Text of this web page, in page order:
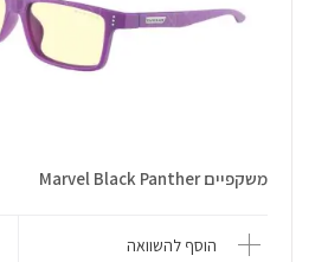
משקפיים Marvel Black Panther
הוסף להשוואה